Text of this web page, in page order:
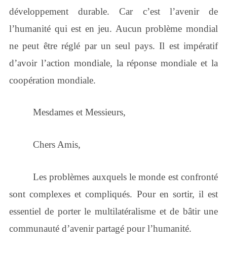
développement durable. Car c’est l’avenir de
l’humanité qui est en jeu. Aucun problème mondial
ne peut être réglé par un seul pays. Il est impératif
d’avoir l’action mondiale, la réponse mondiale et la
coopération mondiale.
Mesdames et Messieurs,
Chers Amis,
Les problèmes auxquels le monde est confronté
sont complexes et compliqués. Pour en sortir, il est
essentiel de porter le multilatéralisme et de bâtir une
communauté d’avenir partagé pour l’humanité.